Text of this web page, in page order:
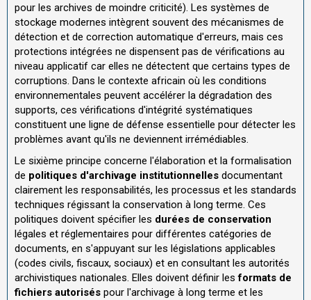
pour les archives de moindre criticité). Les systèmes de
stockage modernes intègrent souvent des mécanismes de
détection et de correction automatique d'erreurs, mais ces
protections intégrées ne dispensent pas de vérifications au
niveau applicatif car elles ne détectent que certains types de
corruptions. Dans le contexte africain où les conditions
environnementales peuvent accélérer la dégradation des
supports, ces vérifications d'intégrité systématiques
constituent une ligne de défense essentielle pour détecter les
problèmes avant qu'ils ne deviennent irrémédiables.
Le sixième principe concerne l'élaboration et la formalisation
de politiques d'archivage institutionnelles documentant
clairement les responsabilités, les processus et les standards
techniques régissant la conservation à long terme. Ces
politiques doivent spécifier les durées de conservation
légales et réglementaires pour différentes catégories de
documents, en s'appuyant sur les législations applicables
(codes civils, fiscaux, sociaux) et en consultant les autorités
archivistiques nationales. Elles doivent définir lesformats de
fichiers autorisés pour l'archivage à long terme et les